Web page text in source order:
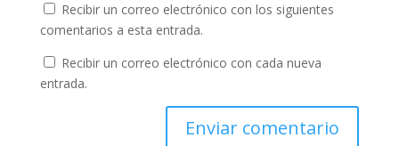
Recibir un correo electrónico con los siguientes
comentarios a esta entrada.
Recibir un correo electrónico con cada nueva
entrada.